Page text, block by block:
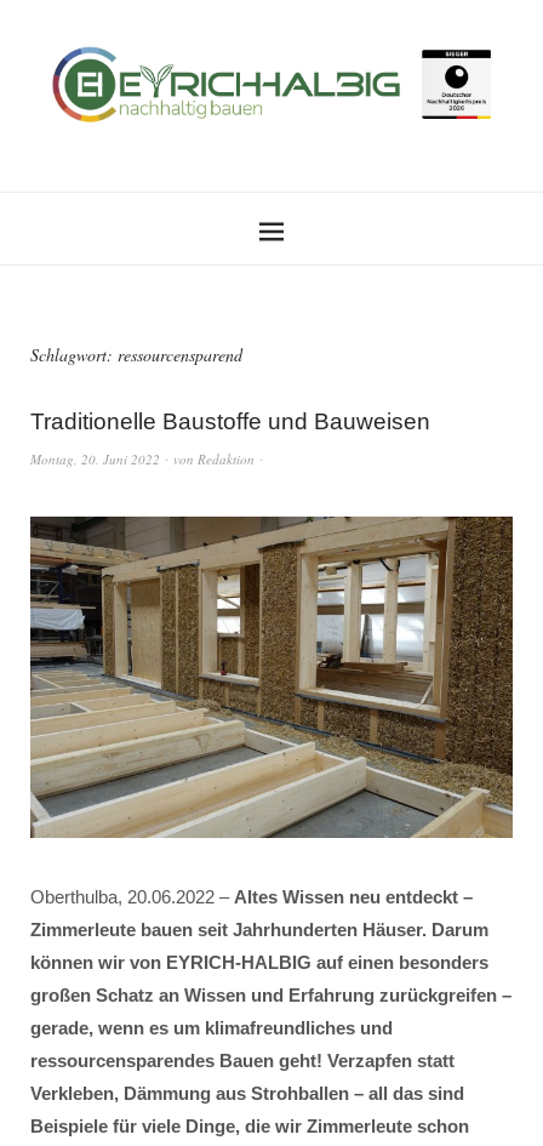
Schlagwort: ressourcensparend
Traditionelle Baustoffe und Bauweisen
Montag, 20. Juni 2022 von Redaktion
Oberthulba, 20.06.2022 – Altes Wissen neu entdeckt –
Zimmerleute bauen seit Jahrhunderten Häuser. Darum
können wir von EYRICH-HALBIG auf einen besonders
großen Schatz an Wissen und Erfahrung zurückgreifen –
gerade, wenn es um klimafreundliches und
ressourcensparendes Bauen geht! Verzapfen statt
Verkleben, Dämmung aus Strohballen – all das sind
Beispiele für viele Dinge, die wir Zimmerleute schon